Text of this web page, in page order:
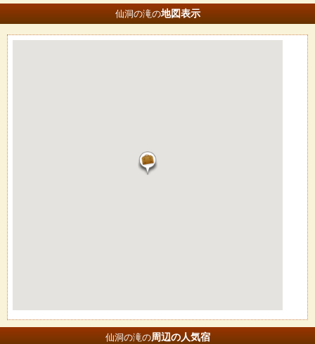
仙洞の滝の地図表示
仙洞の滝の周辺の人気宿